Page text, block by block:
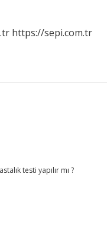
https://sepi.com.tr
testi yapılır mı ?